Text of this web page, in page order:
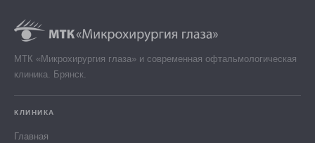
МТК «Микрохирургия глаза» и современная офтальмологическая
клиника. Брянск.
КЛИНИКА
Главная